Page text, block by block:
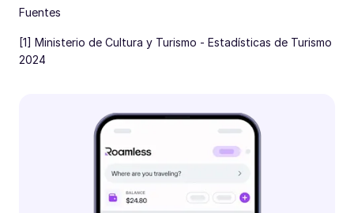
Fuentes
[1] Ministerio de Cultura y Turismo - Estadísticas de Turismo
2024